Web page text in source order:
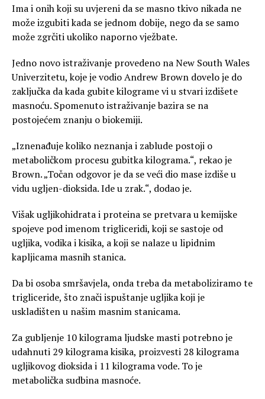
Ima i onih koji su uvjereni da se masno tkivo nikada ne
može izgubiti kada se jednom dobije, nego da se samo
može zgrčiti ukoliko naporno vježbate.
Jedno novo istraživanje provedeno na New South Wales
Univerzitetu, koje je vodio Andrew Brown dovelo je do
zaključka da kada gubite kilograme vi u stvari izdišete
masnoću. Spomenuto istraživanje bazira se na
postojećem znanju o biokemiji.
„Iznenađuje koliko neznanja i zablude postoji o
metaboličkom procesu gubitka kilograma.“, rekao je
Brown. „Točan odgovor je da se veći dio mase izdiše u
vidu ugljen-dioksida. Ide u zrak.“, dodao je.
Višak ugljikohidrata i proteina se pretvara u kemijske
spojeve pod imenom trigliceridi, koji se sastoje od
ugljika, vodika i kisika, a koji se nalaze u lipidnim
kapljicama masnih stanica.
Da bi osoba smršavjela, onda treba da metaboliziramo te
trigliceride, što znači ispuštanje ugljika koji je
uskladišten u našim masnim stanicama.
Za gubljenje 10 kilograma ljudske masti potrebno je
udahnuti 29 kilograma kisika, proizvesti 28 kilograma
ugljikovog dioksida i 11 kilograma vode. To je
metabolička sudbina masnoće.